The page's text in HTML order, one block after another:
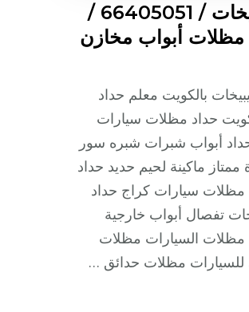
رقم حداد الصليبيخات / 66405051 /
مظلات أبواب مخازن
بالكويت معلم حداد
حداد مظلات سيارات
أبواب شبرات شبره سور
ماكينة لحيم حديد حداد
سيارات كراج حداد
تفصال أبواب خارجية
مظلات السيارات مظلات
مظلات حدائق …